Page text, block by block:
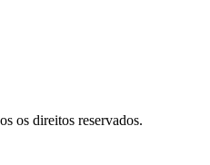
os direitos reservados.